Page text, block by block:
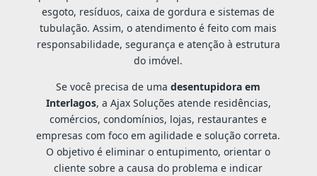
esgoto, resíduos, caixa de gordura e sistemas de
tubulação. Assim, o atendimento é feito com mais
responsabilidade, segurança e atenção à estrutura
do imóvel.
Se você precisa de umadesentupidora em
Interlagos, a Ajax Soluções atende residências,
comércios, condomínios, lojas, restaurantes e
empresas com foco em agilidade e solução correta.
O objetivo é eliminar o entupimento, orientar o
cliente sobre a causa do problema e indicar